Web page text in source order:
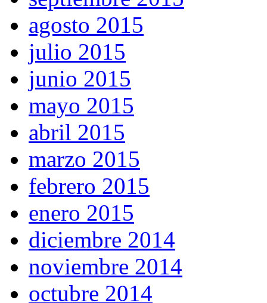
agosto 2015
julio 2015
junio 2015
mayo 2015
abril 2015
marzo 2015
febrero 2015
enero 2015
diciembre 2014
noviembre 2014
octubre 2014